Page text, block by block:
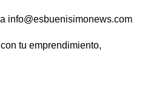
info@esbuenisimonews.com
tu emprendimiento,